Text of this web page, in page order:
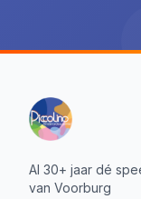
Image Books
Janod
Jellycat
Joueco
Al 30+ jaar dé
van Voorburg